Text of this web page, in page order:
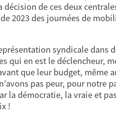
de ces deux
2023 des journées de
syndicale dans
qui en est le déclencheur,
que leur budget, même
pas peur, pour notre
la démocratie, la vraie et
!